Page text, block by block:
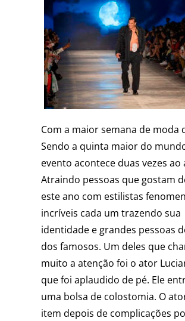
Com a maior semana de moda
Sendo a quinta maior do
evento acontece duas vezes ao
Atraindo pessoas que gostam
este ano com estilistas
incríveis cada um trazendo sua
identidade e grandes pessoas
dos famosos. Um deles que
muito a atenção foi o ator
que foi aplaudido de pé. Ele
uma bolsa de colostomia. O
item depois de complicações